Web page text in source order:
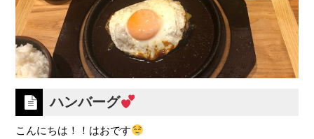
ハンバーグ
こんにちは！！はおです